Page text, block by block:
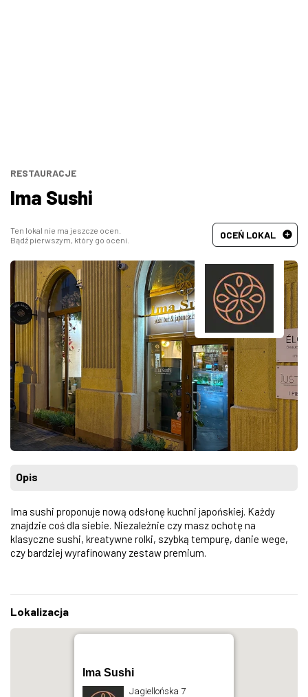
Hiszpańska
Francuska
RESTAURACJE
Ima Sushi
Ten lokal nie ma jeszcze ocen.
Bądź pierwszym, który go oceni.
OCEŃ LOKAL
Opis
Ima sushi proponuje nową odsłonę kuchni japońskiej. Każdy
znajdzie coś dla siebie. Niezależnie czy masz ochotę na
klasyczne sushi, kreatywne rolki, szybką tempurę, danie wege,
czy bardziej wyrafinowany zestaw premium.
Lokalizacja
Ima Sushi
Jagiellońska 7